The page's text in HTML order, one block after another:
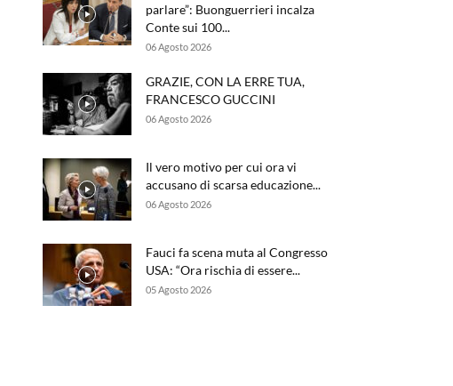
parlare”: Buonguerrieri incalza
Conte sui 100...
06 Agosto 2026
GRAZIE, CON LA ERRE TUA,
FRANCESCO GUCCINI
06 Agosto 2026
Il vero motivo per cui ora vi
accusano di scarsa educazione...
06 Agosto 2026
Fauci fa scena muta al Congresso
USA: “Ora rischia di essere...
05 Agosto 2026